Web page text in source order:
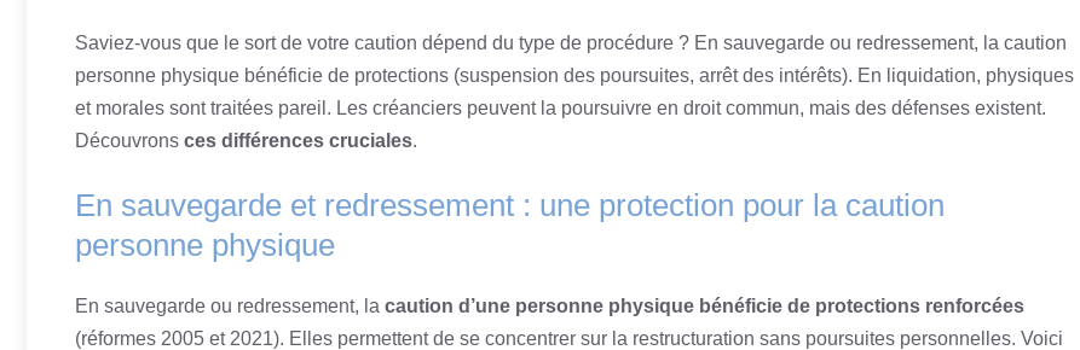
Saviez-vous que le sort de votre caution dépend du type de procédure ? En sauvegarde ou redressement, la caution
personne physique bénéficie de protections (suspension des poursuites, arrêt des intérêts). En liquidation, physiques
et morales sont traitées pareil. Les créanciers peuvent la poursuivre en droit commun, mais des défenses existent.
Découvrons ces différences cruciales.
En sauvegarde et redressement : une protection pour la caution
personne physique
En sauvegarde ou redressement, la caution d’une personne physique bénéficie de protections renforcées
(réformes 2005 et 2021). Elles permettent de se concentrer sur la restructuration sans poursuites personnelles. Voici